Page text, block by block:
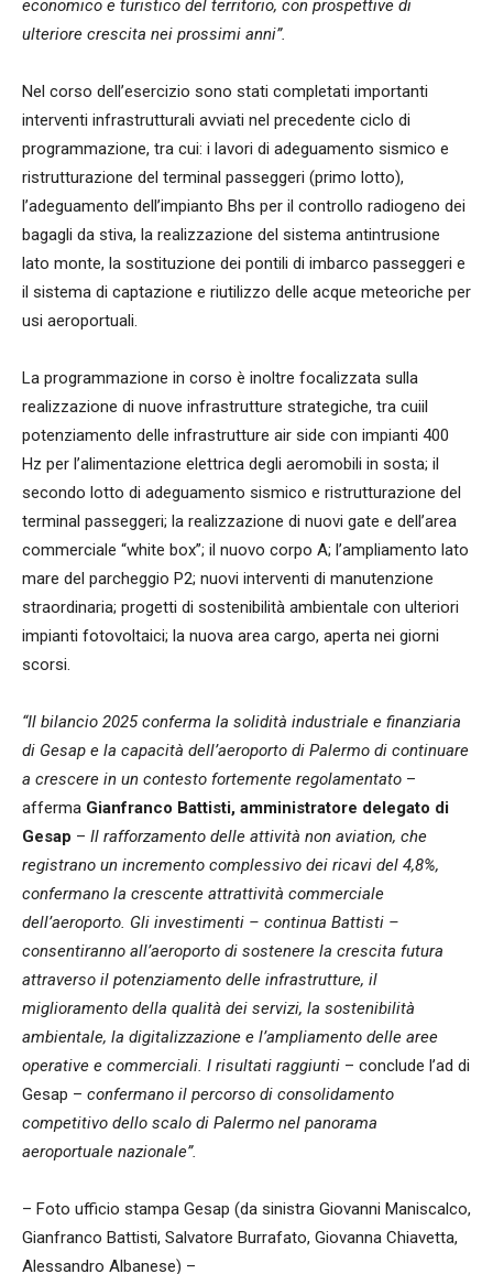
economico e turistico del territorio, con prospettive di
ulteriore crescita nei prossimi anni”.
Nel corso dell’esercizio sono stati completati importanti
interventi infrastrutturali avviati nel precedente ciclo di
programmazione, tra cui: i lavori di adeguamento sismico e
ristrutturazione del terminal passeggeri (primo lotto),
l’adeguamento dell’impianto Bhs per il controllo radiogeno dei
bagagli da stiva, la realizzazione del sistema antintrusione
lato monte, la sostituzione dei pontili di imbarco passeggeri e
il sistema di captazione e riutilizzo delle acque meteoriche per
usi aeroportuali.
La programmazione in corso è inoltre focalizzata sulla
realizzazione di nuove infrastrutture strategiche, tra cuiil
potenziamento delle infrastrutture air side con impianti 400
Hz per l’alimentazione elettrica degli aeromobili in sosta; il
secondo lotto di adeguamento sismico e ristrutturazione del
terminal passeggeri; la realizzazione di nuovi gate e dell’area
commerciale “white box”; il nuovo corpo A; l’ampliamento lato
mare del parcheggio P2; nuovi interventi di manutenzione
straordinaria; progetti di sostenibilità ambientale con ulteriori
impianti fotovoltaici; la nuova area cargo, aperta nei giorni
scorsi.
“Il bilancio 2025 conferma la solidità industriale e finanziaria
di Gesap e la capacità dell’aeroporto di Palermo di continuare
a crescere in un contesto fortemente regolamentato –
afferma Gianfranco Battisti, amministratore delegato di
Gesap – Il rafforzamento delle attività non aviation, che
registrano un incremento complessivo dei ricavi del 4,8%,
confermano la crescente attrattività commerciale
dell’aeroporto. Gli investimenti – continua Battisti –
consentiranno all’aeroporto di sostenere la crescita futura
attraverso il potenziamento delle infrastrutture, il
miglioramento della qualità dei servizi, la sostenibilità
ambientale, la digitalizzazione e l’ampliamento delle aree
operative e commerciali. I risultati raggiunti – conclude l’ad di
Gesap – confermano il percorso di consolidamento
competitivo dello scalo di Palermo nel panorama
aeroportuale nazionale”.
– Foto ufficio stampa Gesap (da sinistra Giovanni Maniscalco,
Gianfranco Battisti, Salvatore Burrafato, Giovanna Chiavetta,
Alessandro Albanese) –